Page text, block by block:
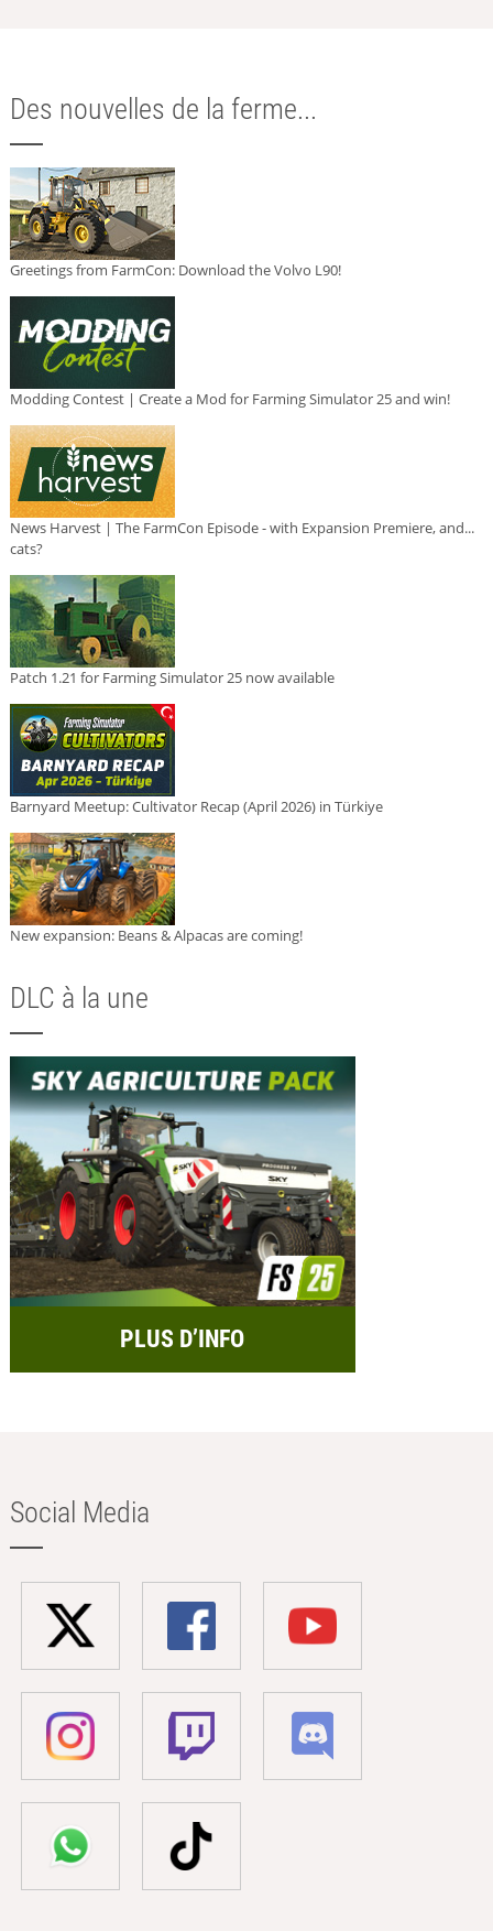
Des nouvelles de la ferme...
Greetings from FarmCon: Download the Volvo L90!
Modding Contest | Create a Mod for Farming Simulator 25 and win!
News Harvest | The FarmCon Episode - with Expansion Premiere, and...
cats?
Patch 1.21 for Farming Simulator 25 now available
Barnyard Meetup: Cultivator Recap (April 2026) in Türkiye
New expansion: Beans & Alpacas are coming!
DLC à la une
PLUS D’INFO
Social Media